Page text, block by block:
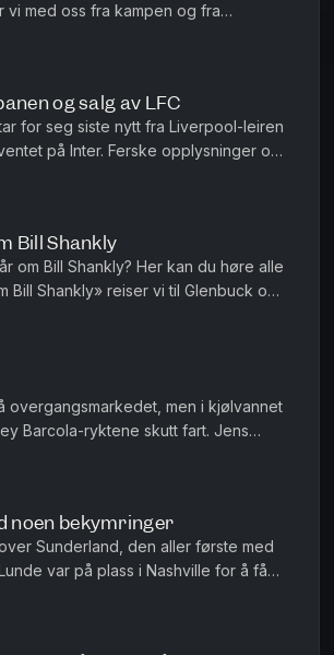
vi med oss fra kampen og fra
hvem har skuffet?...
og salg av LFC
for seg siste nytt fra Liverpool-leiren
på Inter. Ferske opplysninger om
FSG h...
Bill Shankly
om Bill Shankly? Her kan du høre alle
Bill Shankly» reiser vi til Glenbuck og
Der ...
overgangsmarkedet, men i kjølvannet
Barcola-ryktene skutt fart. Jens
om det mulige r...
noen bekymringer
Sunderland, den aller første med
var på plass i Nashville for å få
tar også en pra...